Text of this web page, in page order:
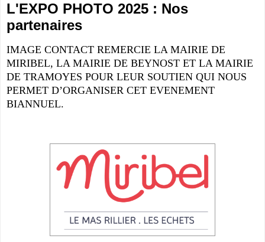
L'EXPO PHOTO 2025 : Nos
partenaires
IMAGE CONTACT REMERCIE LA MAIRIE DE
MIRIBEL, LA MAIRIE DE BEYNOST ET LA MAIRIE
DE TRAMOYES POUR LEUR SOUTIEN QUI NOUS
PERMET D’ORGANISER CET EVENEMENT
BIANNUEL.